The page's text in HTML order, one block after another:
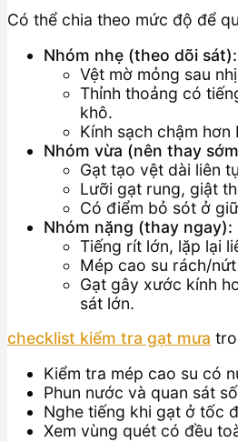
Có thể chia theo mức độ để
Nhóm nhẹ (theo dõi sát):
Vệt mờ mỏng sau
Thỉnh thoảng có
khô.
Kính sạch chậm hơn
Nhóm vừa (nên thay
Gạt tạo vệt dài liên
Lưỡi gạt rung, giật
Có điểm bỏ sót ở
Nhóm nặng (thay ngay):
Tiếng rít lớn, lặp lại
Mép cao su rách/
Gạt gây xước kính
sát lớn.
checklist kiểm tra gạt mưa
Kiểm tra mép cao su có
Phun nước và quan sát
Nghe tiếng khi gạt ở tốc
Xem vùng quét có đều